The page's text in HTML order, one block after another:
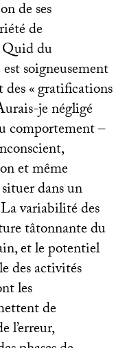
de ses
de
Quid du
soigneusement
«gratifications
je négligé
comportement –
et même
dans un
variabilité des
tâtonnante du
et le potentiel
des activités
les
de
l’erreur,